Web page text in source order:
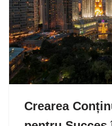
Crearea